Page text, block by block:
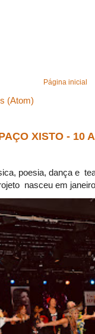
Página inicial
(Atom)
XISTO - 10
poesia, dança e
nasceu em